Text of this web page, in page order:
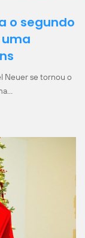
o segundo
Neuer se tornou o